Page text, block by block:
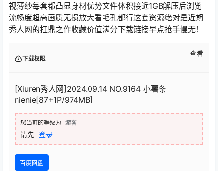
视薄纱每套都凸显身材优势文件体积接近1GB解压后浏览
流畅度超高画质无损放大看毛孔都行这套资源绝对是近期
秀人网的扛鼎之作收藏价值满分下载链接早点抢手慢无！
下载权限
查看
[Xiuren秀人网]2024.09.14 NO.9164 小薯条
nienie[87+1P/974MB]
您当前的等级为 游客
请先 登录
百度网盘